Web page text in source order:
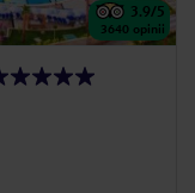
3.9/5
3640 opinii